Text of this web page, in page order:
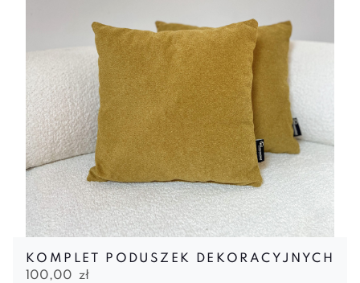
KOMPLET PODUSZEK DEKORACYJNYCH
100,00 zł